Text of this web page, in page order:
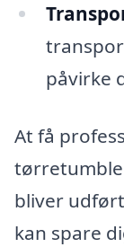
påvirke
At få
bliver
kan spare